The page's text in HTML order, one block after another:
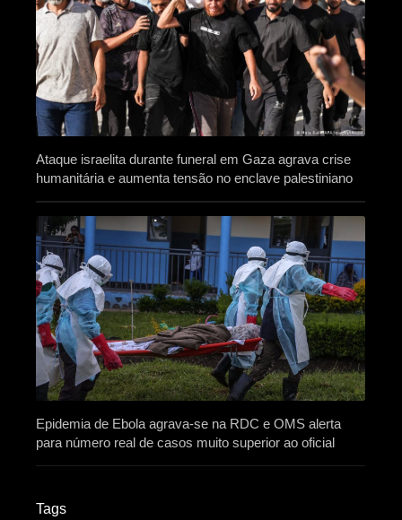
Ataque israelita durante funeral em Gaza agrava crise
humanitária e aumenta tensão no enclave palestiniano
Epidemia de Ebola agrava-se na RDC e OMS alerta
para número real de casos muito superior ao oficial
Tags